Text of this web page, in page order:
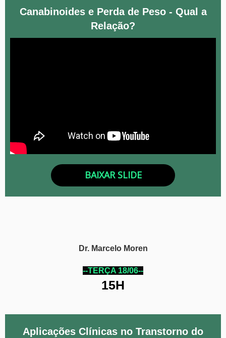
Canabinoides e Perda de Peso - Qual a
Relação?
BAIXAR SLIDE
Dr. Marcelo Moren
--TERÇA 18/06--
15H
Aplicações Clínicas no Transtorno do